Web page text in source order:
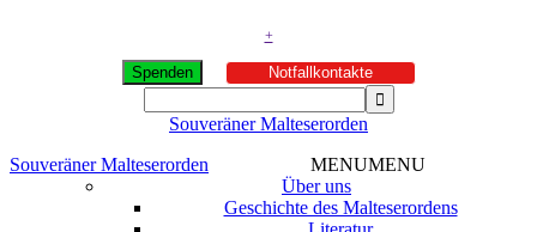
+
Spenden Notfallkontakte
Souveräner Malteserorden
Souveräner Malteserorden
MENUMENU
Über uns
Geschichte des Malteserordens